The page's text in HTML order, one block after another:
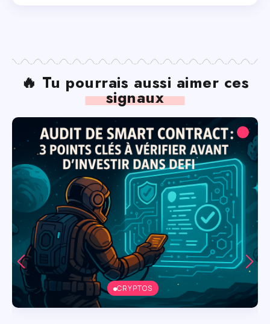
🔥 Tu pourrais aussi aimer ces
signaux
CRYPTOS